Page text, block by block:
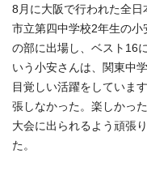
8月に大阪で行われた全日
市立第四中学校2年生の
の部に出場し、ベスト16
いう小安さんは、関東中
目覚しい活躍をしていま
張しなかった。楽しかっ
大会に出られるよう頑張
た。